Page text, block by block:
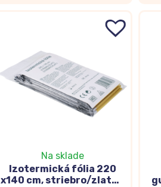
Na sklade
Izotermická fólia 220
x140 cm, striebro/zlato 1